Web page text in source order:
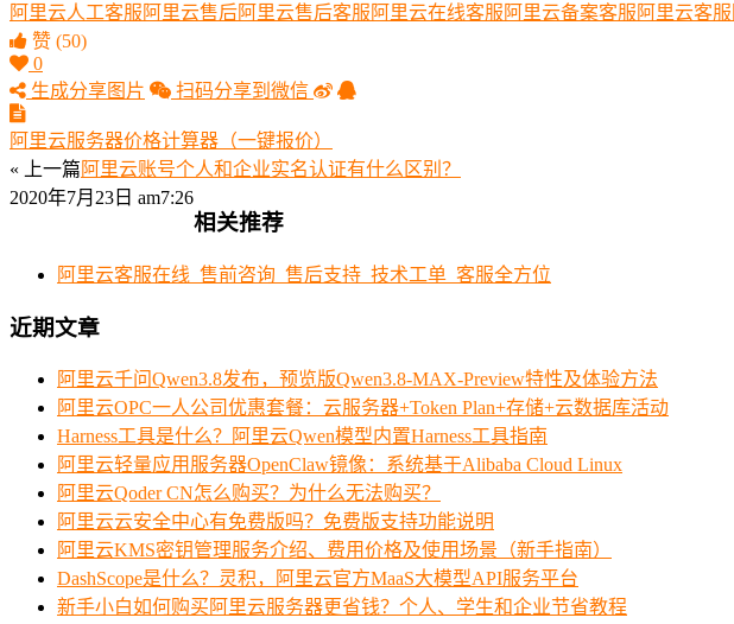
阿里云人工客服 阿里云售后阿里云售后客服 阿里云在线客服 阿里云备案客服 阿里云客服
赞 (50)
0
生成分享图片
扫码分享到微信
阿里云服务器价格计算器（一键报价）
« 上一篇 阿里云账号个人和企业实名认证有什么区别？
2020年7月23日 am7:26
相关推荐
阿里云客服在线_售前咨询_售后支持_技术工单_客服全方位
近期文章
阿里云千问Qwen3.8发布，预览版Qwen3.8-MAX-Preview特性及体验方法
阿里云OPC一人公司优惠套餐：云服务器+Token Plan+存储+云数据库活动
Harness工具是什么？阿里云Qwen模型内置Harness工具指南
阿里云轻量应用服务器OpenClaw镜像：系统基于Alibaba Cloud Linux
阿里云Qoder CN怎么购买？为什么无法购买？
阿里云云安全中心有免费版吗？免费版支持功能说明
阿里云KMS密钥管理服务介绍、费用价格及使用场景（新手指南）
DashScope是什么？灵积，阿里云官方MaaS大模型API服务平台
新手小白如何购买阿里云服务器更省钱？个人、学生和企业节省教程